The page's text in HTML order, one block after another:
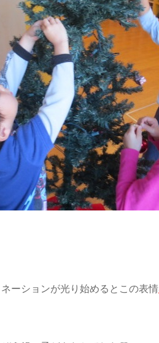
ーションが光り始めるとこの表情